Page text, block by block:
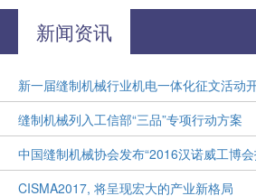
新闻资讯
新一届缝制机械行业机电一体化征文活动
缝制机械列入工信部“三品”专项行动方案
中国缝制机械协会发布“2016汉诺威工博
CISMA2017, 将呈现宏大的产业新格局